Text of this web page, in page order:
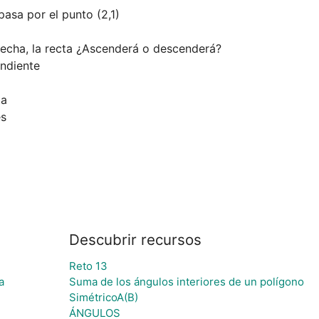
por el punto (2,1)
Descubrir recursos
Reto 13
Suma de los ángulos interiores de un polígono
SimétricoA(B)
ÁNGULOS